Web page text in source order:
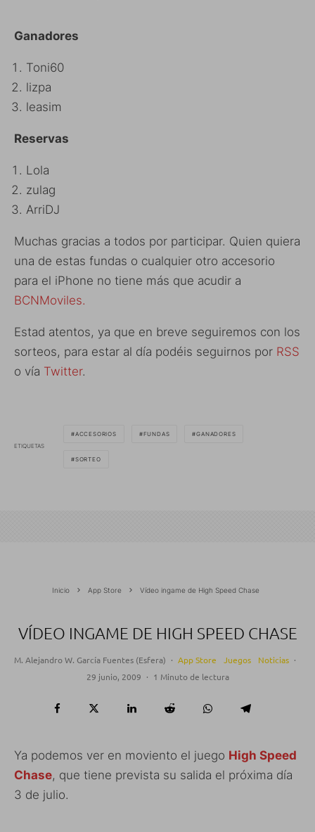
Ganadores
Toni60
lizpa
leasim
Reservas
Lola
zulag
ArriDJ
Muchas gracias a todos por participar. Quien quiera
una de estas fundas o cualquier otro accesorio
para el iPhone no tiene más que acudir a
BCNMoviles.
Estad atentos, ya que en breve seguiremos con los
sorteos, para estar al día podéis seguirnos por RSS
o vía Twitter.
ETIQUETAS
ACCESORIOS FUNDAS GANADORES
SORTEO
Inicio App Store Vídeo ingame de High Speed Chase
VÍDEO INGAME DE HIGH SPEED CHASE
M. Alejandro W. García Fuentes (Esfera) · App Store Juegos Noticias ·
29 junio, 2009 · 1 Minuto de lectura
Ya podemos ver en moviento el juego High Speed
Chase, que tiene prevista su salida el próxima día
3 de julio.